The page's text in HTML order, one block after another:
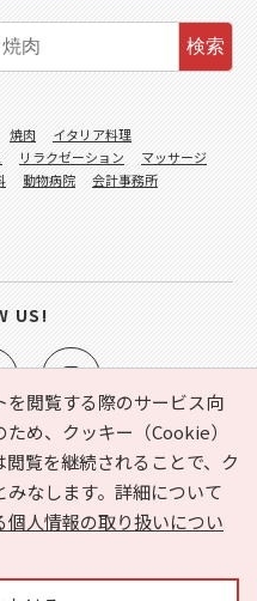
を閲覧する際のサービス向
め、クッキー（Cookie）
覧を継続されることで、ク
なします。詳細について
個人情報の取り扱いについ
お気に入り
ヘルプ
について
運営会社
するお問い合わせ
検索
焼肉
イタリア料理
リラクゼーション
マッサージ
動物病院
会計事務所
US!